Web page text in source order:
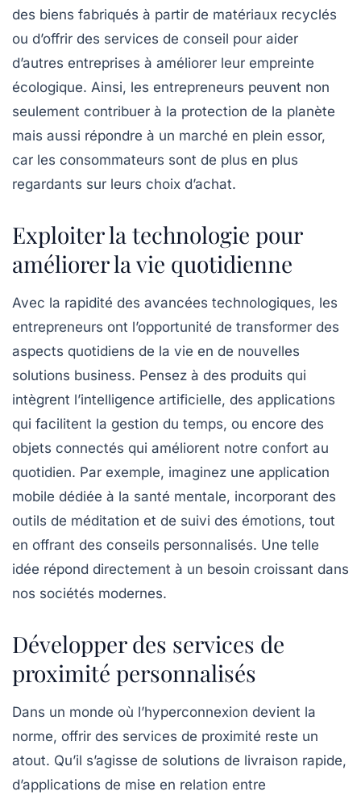
des biens fabriqués à partir de matériaux recyclés
ou d’offrir des services de conseil pour aider
d’autres entreprises à améliorer leur empreinte
écologique. Ainsi, les entrepreneurs peuvent non
seulement contribuer à la protection de la planète
mais aussi répondre à un marché en plein essor,
car les consommateurs sont de plus en plus
regardants sur leurs choix d’achat.
Exploiter la technologie pour
améliorer la vie quotidienne
Avec la rapidité des avancées technologiques, les
entrepreneurs ont l’opportunité de transformer des
aspects quotidiens de la vie en de nouvelles
solutions business. Pensez à des produits qui
intègrent l’intelligence artificielle, des applications
qui facilitent la gestion du temps, ou encore des
objets connectés qui améliorent notre confort au
quotidien. Par exemple, imaginez une application
mobile dédiée à la santé mentale, incorporant des
outils de méditation et de suivi des émotions, tout
en offrant des conseils personnalisés. Une telle
idée répond directement à un besoin croissant dans
nos sociétés modernes.
Développer des services de
proximité personnalisés
Dans un monde où l’hyperconnexion devient la
norme, offrir des services de proximité reste un
atout. Qu’il s’agisse de solutions de livraison rapide,
d’applications de mise en relation entre